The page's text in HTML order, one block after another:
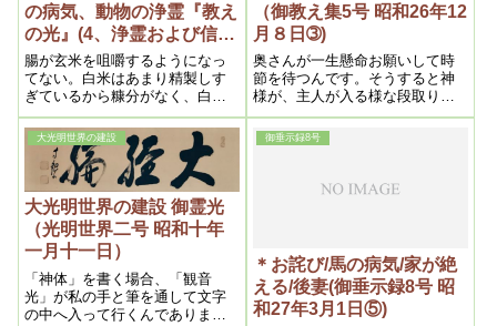
の病気、動物の浄霊『教え
の光』(4、浄霊および信仰
上の問題）昭和二十六年五
月二十日)
腸が玄米を咀嚼するようになっ
てない。白米はあまり精製しす
ぎているから糠分がなく、白米
中毒によって脚気(かっけ)が起り
やすい。また化学肥料の害も
軽々にはできない。白米に微量
ではあるが、硫安のごとき毒素
が含まれる以上人間は弱る
（御教え集5号 昭和26年12
月８日➂)
奥さんが一生懸命お願いして時
節を待つんです。そうすると神
様が、主人が入る様な段取りに
してくれます。それより仕方が
ないですね。
大光明世界の建設
大光明世界の建設 御霊光
（光明世界二号 昭和十年
一月十一日）
「神体」を書く場合、「観音
光」が私の手と筆を通して文字
の中へ入って行くんでありま
御垂示録8号
＊お詫び/馬の病気/家が絶
える/後妻(御垂示録8号 昭
和27年3月1日⑤)